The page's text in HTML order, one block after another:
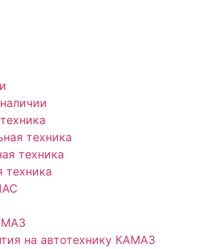
техника
техника
техника
на автотехнику КАМАЗ